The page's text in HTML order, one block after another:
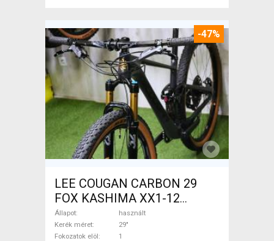
-47%
LEE COUGAN CARBON 29
FOX KASHIMA XX1-12
Mountain Bike 29" össztelós
/ fully használt ELADÓ
Állapot
használt
Kerék méret
29"
Fokozatok elöl
1